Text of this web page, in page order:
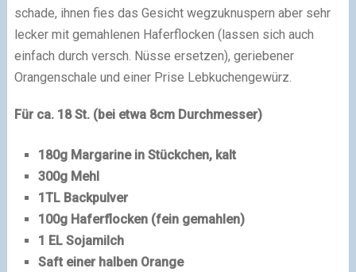
schade, ihnen fies das Gesicht wegzuknuspern aber sehr
lecker mit gemahlenen Haferflocken (lassen sich auch
einfach durch versch. Nüsse ersetzen), geriebener
Orangenschale und einer Prise Lebkuchengewürz.
Für ca. 18 St. (bei etwa 8cm Durchmesser)
180g Margarine in Stückchen, kalt
300g Mehl
1TL Backpulver
100g Haferflocken (fein gemahlen)
1 EL Sojamilch
Saft einer halben Orange